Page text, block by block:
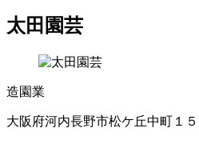
太田園芸
造園業
大阪府河内長野市松ケ丘中町１５